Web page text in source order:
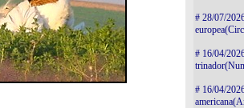
# 28/07/
# 16/04/
# 16/04/